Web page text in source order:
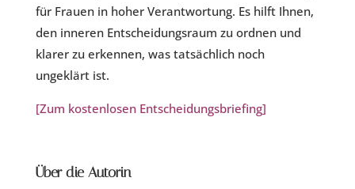
für Frauen in hoher Verantwortung. Es hilft Ihnen,
den inneren Entscheidungsraum zu ordnen und
klarer zu erkennen, was tatsächlich noch
ungeklärt ist.
[Zum kostenlosen Entscheidungsbriefing]
Über die Autorin